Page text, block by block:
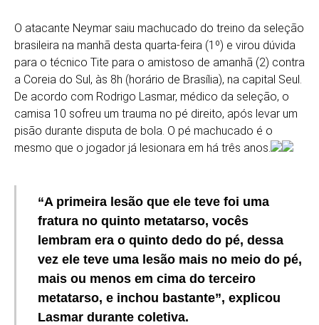
O atacante Neymar saiu machucado do treino da seleção
brasileira na manhã desta quarta-feira (1º) e virou dúvida
para o técnico Tite para o amistoso de amanhã (2) contra
a Coreia do Sul, às 8h (horário de Brasília), na capital Seul.
De acordo com Rodrigo Lasmar, médico da seleção, o
camisa 10 sofreu um trauma no pé direito, após levar um
pisão durante disputa de bola. O pé machucado é o
mesmo que o jogador já lesionara em há três anos.
“A primeira lesão que ele teve foi uma
fratura no quinto metatarso, vocês
lembram era o quinto dedo do pé, dessa
vez ele teve uma lesão mais no meio do pé,
mais ou menos em cima do terceiro
metatarso, e inchou bastante”, explicou
Lasmar durante coletiva.